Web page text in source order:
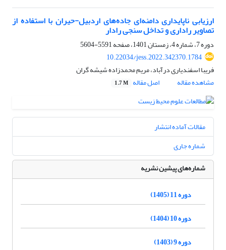
ارزیابی ناپایداری دامنه‌ای جاده‌های اردبیل-حیران با استفاده از
تصاویر راداری و تداخل سنجی رادار
دوره 7، شماره 4، زمستان 1401، صفحه
5591-5604
10.22034/jess.2022.342370.1784
فریبا اسفندیاری درآباد، مریم محمدزاده شیشه گران
مشاهده مقاله
اصل مقاله 1.7 M
مقالات آماده انتشار
شماره جاری
شماره‌های پیشین نشریه
دوره 11 (1405)
دوره 10 (1404)
دوره 9 (1403)